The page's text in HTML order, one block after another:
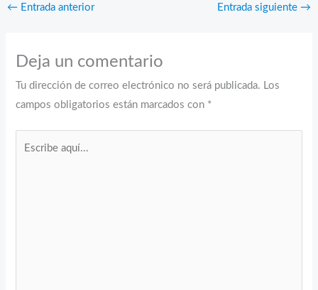
← Entrada anterior Entrada siguiente →
Deja un comentario
Tu dirección de correo electrónico no será publicada. Los
campos obligatorios están marcados con *